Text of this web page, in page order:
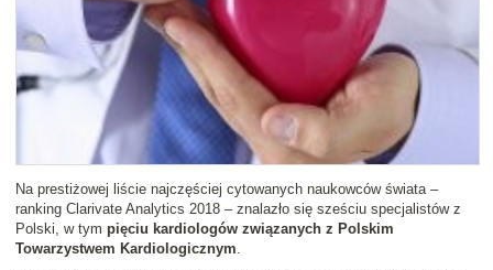
Na prestiżowej liście najczęściej cytowanych naukowców świata –
ranking Clarivate Analytics 2018 – znalazło się sześciu specjalistów z
Polski, w tym pięciu kardiologów związanych z Polskim
Towarzystwem Kardiologicznym.